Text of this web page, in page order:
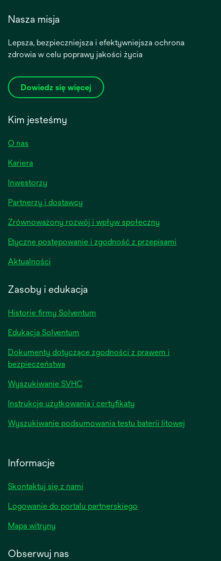
Nasza misja
Lepsza, bezpieczniejsza i efektywniejsza ochrona
zdrowia w celu poprawy jakości życia
Dowiedz się więcej
Kim jesteśmy
O nas
Kariera
Inwestorzy
a
new
Partnerzy i dostawcy
Zrównoważony rozwój i wpływ społeczny
Etyczne postępowanie i zgodność z przepisami
Aktualności
tab
Zasoby i edukacja
Historie firmy Solventum
Edukacja Solventum
Dokumenty dotyczące zgodności z prawem i
bezpieczeństwa
Wyszukiwanie SVHC
Instrukcje użytkowania i certyfikaty
Wyszukiwanie podsumowania testu baterii litowej
Informacje
Skontaktuj się z nami
Logowanie do portalu partnerskiego
Mapa witryny
Obserwuj nas